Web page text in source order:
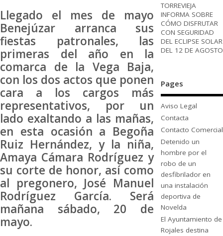
Llegado el mes de mayo
Benejúzar arranca sus
fiestas patronales, las
primeras del año en la
comarca de la Vega Baja,
con los dos actos que ponen
cara a los cargos más
representativos, por un
lado exaltando a las mañas,
en esta ocasión a Begoña
Ruiz Hernández, y la niña,
Amaya Cámara Rodríguez y
su corte de honor, así como
al pregonero, José Manuel
Rodríguez García. Será
mañana sábado, 20 de
mayo.
TORREVIEJA
INFORMA SOBRE
CÓMO DISFRUTAR
CON SEGURIDAD
DEL ECLIPSE SOLAR
DEL 12 DE AGOSTO
Pages
Aviso Legal
Contacta
Contacto Comercial
Detenido un
hombre por el
robo de un
desfibrilador en
una instalación
deportiva de
Novelda
El Ayuntamiento de
Rojales destina